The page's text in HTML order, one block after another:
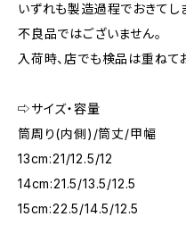
いずれも製造過程でおきてし
不良品ではございません。
入荷時、店でも検品は重ねて
⇨サイズ・容量
筒周り(内側)/筒丈/甲幅
13cm:21/12.5/12
14cm:21.5/13.5/12.5
15cm:22.5/14.5/12.5